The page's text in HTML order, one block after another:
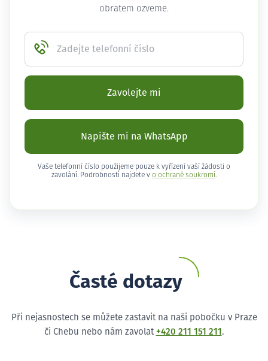
obratem ozveme.
Zadejte telefonní číslo
Zavolejte mi
Napište mi na WhatsApp
Vaše telefonní číslo použijeme pouze k vyřízení vaší žádosti o
zavolání. Podrobnosti najdete v o ochraně soukromí .
Časté dotazy
Při nejasnostech se můžete zastavit na naši pobočku v Praze
či Chebu nebo nám zavolat +420 211 151 211 .